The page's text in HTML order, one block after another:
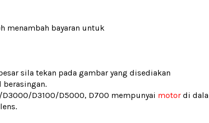
menambah bayaran untuk
sila tekan pada gambar yang disediakan
berasingan.
D3100/D5000, D700 mempunyai motor di